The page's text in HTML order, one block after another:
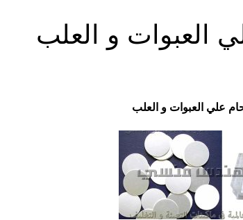
العبوات و العلب
علي العبوات و العلب